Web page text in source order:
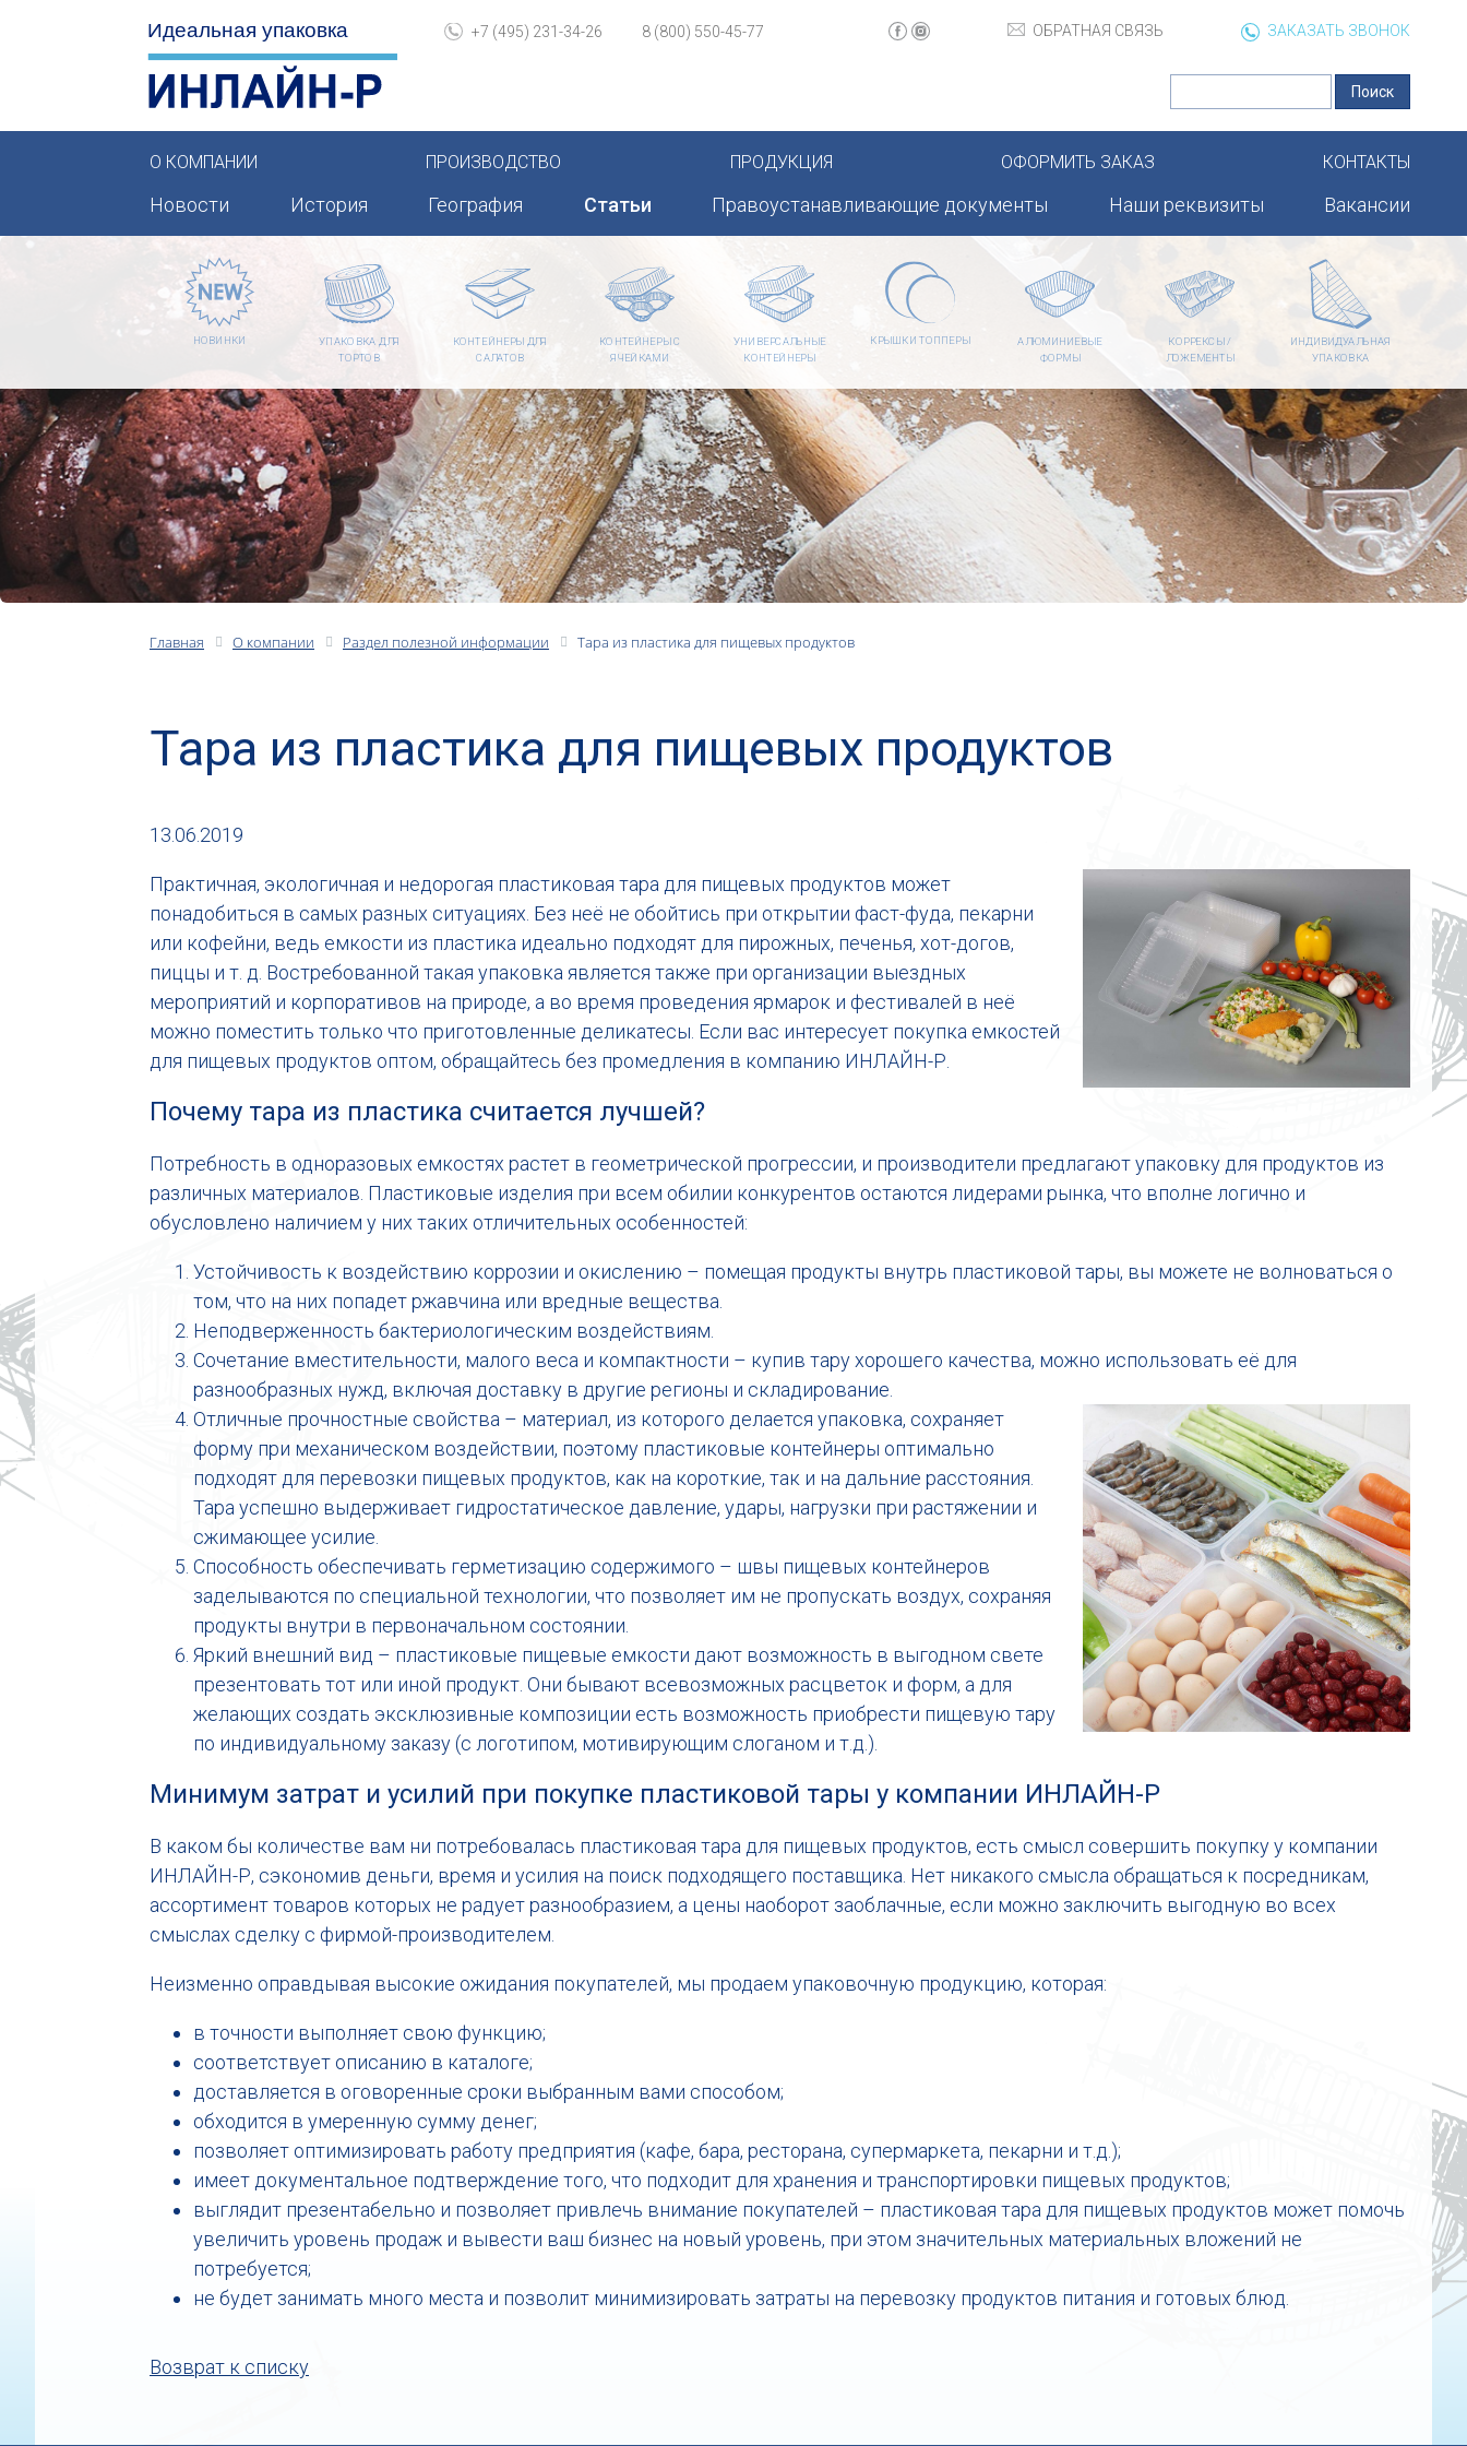
+7 (495) 231-34-26 8 (800) 550-45-77 ОБРАТНАЯ СВЯЗЬ ЗАКАЗАТЬ ЗВОНОК
О КОМПАНИИ ПРОИЗВОДСТВО ПРОДУКЦИЯ ОФОРМИТЬ ЗАКАЗ КОНТАКТЫ
Новости История География Статьи Правоустанавливающие документы Наши реквизиты Вакансии
НОВИНКИ УПАКОВКА ДЛЯ
ТОРТОВ
КОНТЕЙНЕРЫ ДЛЯ
САЛАТОВ
КОНТЕЙНЕРЫ С
ЯЧЕЙКАМИ
УНИВЕРСАЛЬНЫЕ
КОНТЕЙНЕРЫ
КРЫШКИ ТОППЕРЫ АЛЮМИНИЕВЫЕ
ФОРМЫ
КОРРЕКСЫ /
ЛОЖЕМЕНТЫ
ИНДИВИДУАЛЬНАЯ
УПАКОВКА
Главная О компании Раздел полезной информации Тара из пластика для пищевых продуктов
Тара из пластика для пищевых продуктов
13.06.2019
Практичная, экологичная и недорогая пластиковая тара для пищевых продуктов может
понадобиться в самых разных ситуациях. Без неё не обойтись при открытии фаст-фуда, пекарни
или кофейни, ведь емкости из пластика идеально подходят для пирожных, печенья, хот-догов,
пиццы и т. д. Востребованной такая упаковка является также при организации выездных
мероприятий и корпоративов на природе, а во время проведения ярмарок и фестивалей в неё
можно поместить только что приготовленные деликатесы. Если вас интересует покупка емкостей
для пищевых продуктов оптом, обращайтесь без промедления в компанию ИНЛАЙН-Р.
Почему тара из пластика считается лучшей?
Потребность в одноразовых емкостях растет в геометрической прогрессии, и производители предлагают упаковку для продуктов из
различных материалов. Пластиковые изделия при всем обилии конкурентов остаются лидерами рынка, что вполне логично и
обусловлено наличием у них таких отличительных особенностей:
Устойчивость к воздействию коррозии и окислению – помещая продукты внутрь пластиковой тары, вы можете не волноваться о
том, что на них попадет ржавчина или вредные вещества.
Неподверженность бактериологическим воздействиям.
Сочетание вместительности, малого веса и компактности – купив тару хорошего качества, можно использовать её для
разнообразных нужд, включая доставку в другие регионы и складирование.
Отличные прочностные свойства – материал, из которого делается упаковка, сохраняет
форму при механическом воздействии, поэтому пластиковые контейнеры оптимально
подходят для перевозки пищевых продуктов, как на короткие, так и на дальние расстояния.
Тара успешно выдерживает гидростатическое давление, удары, нагрузки при растяжении и
сжимающее усилие.
Способность обеспечивать герметизацию содержимого – швы пищевых контейнеров
заделываются по специальной технологии, что позволяет им не пропускать воздух, сохраняя
продукты внутри в первоначальном состоянии.
Яркий внешний вид – пластиковые пищевые емкости дают возможность в выгодном свете
презентовать тот или иной продукт. Они бывают всевозможных расцветок и форм, а для
желающих создать эксклюзивные композиции есть возможность приобрести пищевую тару
по индивидуальному заказу (с логотипом, мотивирующим слоганом и т.д.).
Минимум затрат и усилий при покупке пластиковой тары у компании ИНЛАЙН-Р
В каком бы количестве вам ни потребовалась пластиковая тара для пищевых продуктов, есть смысл совершить покупку у компании
ИНЛАЙН-Р, сэкономив деньги, время и усилия на поиск подходящего поставщика. Нет никакого смысла обращаться к посредникам,
ассортимент товаров которых не радует разнообразием, а цены наоборот заоблачные, если можно заключить выгодную во всех
смыслах сделку с фирмой-производителем.
Неизменно оправдывая высокие ожидания покупателей, мы продаем упаковочную продукцию, которая:
в точности выполняет свою функцию;
соответствует описанию в каталоге;
доставляется в оговоренные сроки выбранным вами способом;
обходится в умеренную сумму денег;
позволяет оптимизировать работу предприятия (кафе, бара, ресторана, супермаркета, пекарни и т.д.);
имеет документальное подтверждение того, что подходит для хранения и транспортировки пищевых продуктов;
выглядит презентабельно и позволяет привлечь внимание покупателей – пластиковая тара для пищевых продуктов может помочь
увеличить уровень продаж и вывести ваш бизнес на новый уровень, при этом значительных материальных вложений не
потребуется;
не будет занимать много места и позволит минимизировать затраты на перевозку продуктов питания и готовых блюд.
Возврат к списку